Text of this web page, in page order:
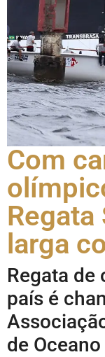
Com
Regata
larga
Regata de
país é
de Oceano